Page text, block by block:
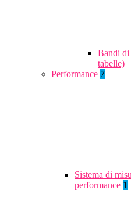
Bandi di
tabelle)
Performance 7
Sistema di
performance 1